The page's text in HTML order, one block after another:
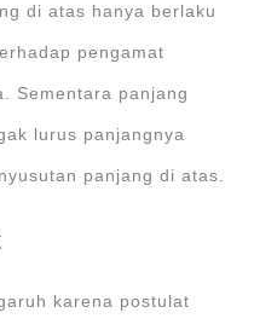
di atas hanya berlaku
pengamat
Sementara panjang
lurus panjangnya
panjang di atas.
karena postulat